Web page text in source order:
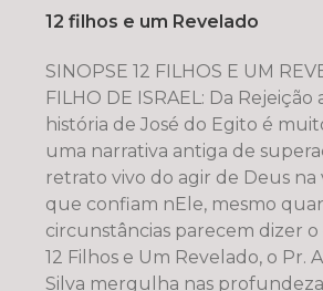
12 filhos e um Revelado
SINOPSE 12 FILHOS E UM
FILHO DE ISRAEL: Da Rejeição
história de José do Egito é
uma narrativa antiga de
retrato vivo do agir de Deus na
que confiam nEle, mesmo
circunstâncias parecem dizer
12 Filhos e Um Revelado, o Pr.
Silva mergulha nas